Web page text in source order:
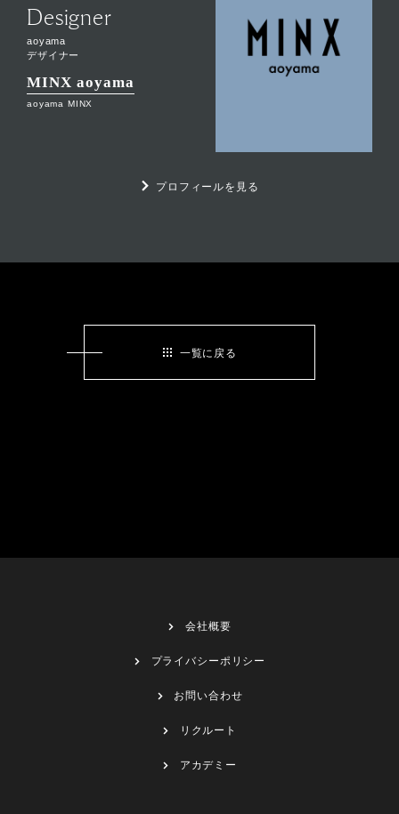
Designer
aoyama
デザイナー
MINX aoyama
aoyama MINX
プロフィールを見る
一覧に戻る
会社概要
プライバシーポリシー
お問い合わせ
リクルート
アカデミー